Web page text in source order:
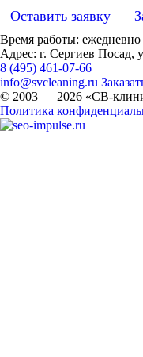
Оставить заявку
Время работы: ежедневно
Адрес: г. Сергиев Посад,
8 (495) 461-07-66
info@svcleaning.ru
© 2003 — 2026 «СВ-
Политика